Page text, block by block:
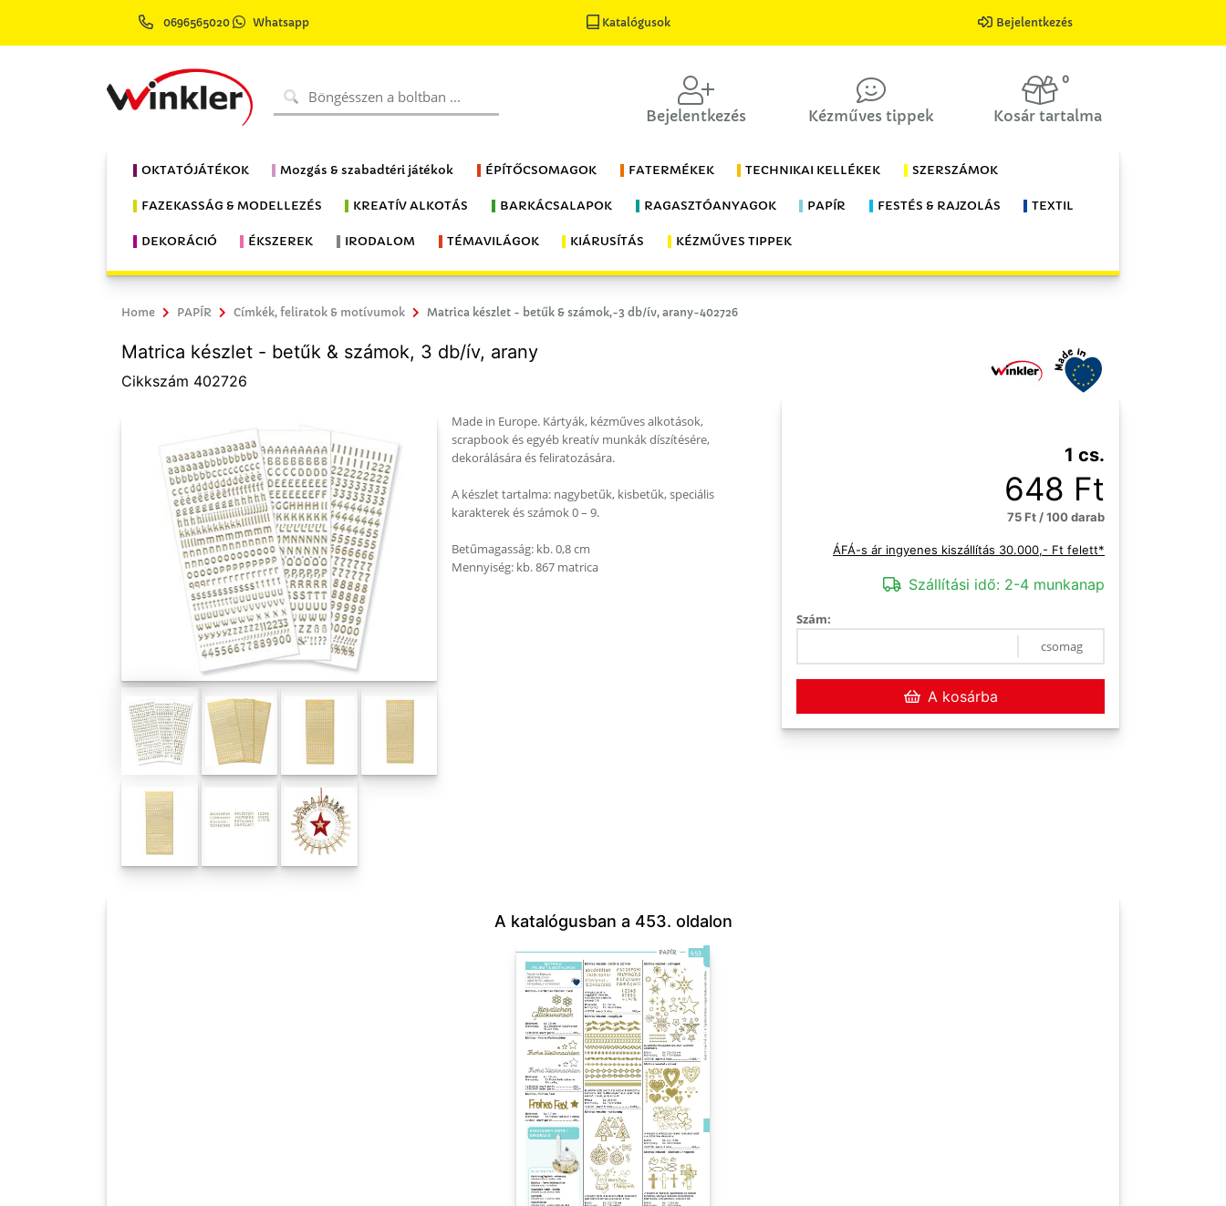
0696565020 Whatsapp Katalógusok Bejelentkezés
Bejelentkezés Kézműves tippek
0
Kosár tartalma
OKTATÓJÁTÉKOK Mozgás & szabadtéri játékok ÉPÍTŐCSOMAGOK FATERMÉKEK TECHNIKAI KELLÉKEK SZERSZÁMOK
FAZEKASSÁG & MODELLEZÉS KREATÍV ALKOTÁS BARKÁCSALAPOK RAGASZTÓANYAGOK PAPÍR FESTÉS & RAJZOLÁS TEXTIL
DEKORÁCIÓ ÉKSZEREK IRODALOM TÉMAVILÁGOK KIÁRUSÍTÁS KÉZMŰVES TIPPEK
Home PAPÍR Címkék, feliratok & motívumok Matrica készlet - betűk & számok,-3 db/ív, arany-402726
Matrica készlet - betűk & számok, 3 db/ív, arany
Cikkszám 402726
Made in Europe. Kártyák, kézműves alkotások,
scrapbook és egyéb kreatív munkák díszítésére,
dekorálására és feliratozására.
A készlet tartalma: nagybetűk, kisbetűk, speciális
karakterek és számok 0 – 9.
Betűmagasság: kb. 0,8 cm
Mennyiség: kb. 867 matrica
1 cs.
648 Ft
75 Ft / 100 darab
ÁFÁ-s ár ingyenes kiszállítás 30.000,- Ft felett*
Szállítási idő: 2-4 munkanap
Szám:
csomag
A kosárba
A katalógusban a 453. oldalon